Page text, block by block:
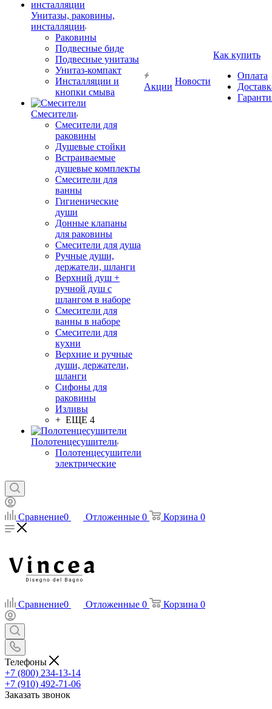
Унитазы, раковины,
инсталляции
Раковины
Подвесные биде
Подвесные унитазы
Унитаз-компакт
Инсталляции и
кнопки смыва
Смесители
Смесители для
раковины
Душевые стойки
Встраиваемые
душевые комплекты
Смесители для
ванны
Гигиенические
души
Донные клапаны
для раковины
Смесители для душа
Ручные души,
держатели, шланги
Верхний душ +
ручной душ с
шлангом в наборе
Смесители для
ванны в наборе
Смесители для
кухни
Верхние и ручные
души, держатели,
шланги
Сифоны для
раковины
Изливы
+ ЕЩЕ 4
Полотенцесушители
Полотенцесушители
электрические
Акции
Новости
Как купить
Оплата
Сравнение0 Отложенные 0 Корзина 0
Сравнение0 Отложенные 0 Корзина 0
Телефоны
+7 (800) 234-13-14
+7 (910) 492-71-06
Заказать звонок